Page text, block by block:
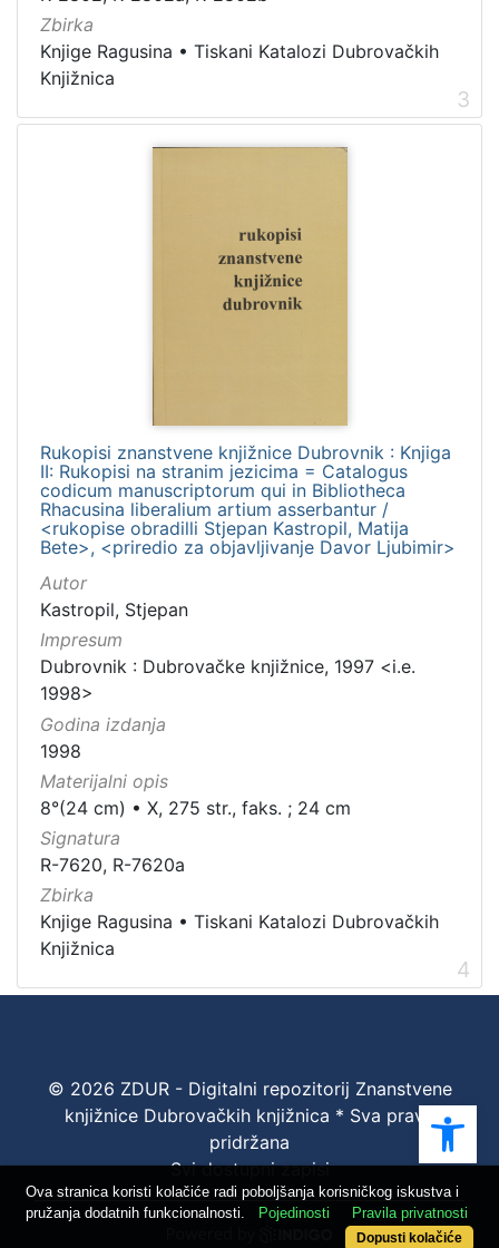
Zbirka
Knjige Ragusina • Tiskani Katalozi Dubrovačkih
Knjižnica
3
Rukopisi znanstvene knjižnice Dubrovnik : Knjiga
II: Rukopisi na stranim jezicima = Catalogus
codicum manuscriptorum qui in Bibliotheca
Rhacusina liberalium artium asserbantur /
<rukopise obradilli Stjepan Kastropil, Matija
Bete>, <priredio za objavljivanje Davor Ljubimir>
Autor
Kastropil, Stjepan
Impresum
Dubrovnik : Dubrovačke knjižnice, 1997 <i.e.
1998>
Godina izdanja
1998
Materijalni opis
8°(24 cm) • X, 275 str., faks. ; 24 cm
Signatura
R-7620, R-7620a
Zbirka
Knjige Ragusina • Tiskani Katalozi Dubrovačkih
Knjižnica
4
© 2026 ZDUR - Digitalni repozitorij Znanstvene
knjižnice Dubrovačkih knjižnica * Sva prava
pridržana
Svi dostupni zapisi
Ova stranica koristi kolačiće radi poboljšanja korisničkog iskustva i
pružanja dodatnih funkcionalnosti.
Pojedinosti Pravila privatnosti
Dopusti kolačiće